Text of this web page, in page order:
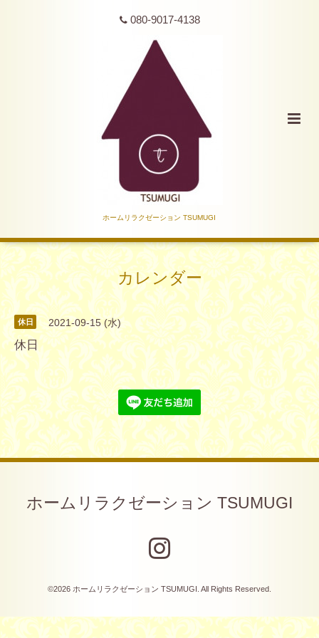
080-9017-4138
ホームリラクゼーション TSUMUGI
カレンダー
休日 2021-09-15 (水)
休日
ホームリラクゼーション TSUMUGI
©2026 ホームリラクゼーション TSUMUGI . All Rights Reserved.